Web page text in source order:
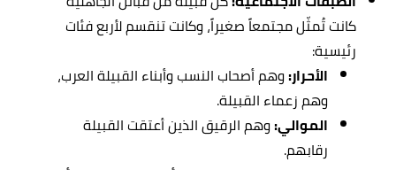
كانت تُمثّل مجتمعاً صغيراً، وكانت تنقسم لأربع فئات
رئيسية:
الأحرار:وهم أصحاب النسب وأبناء القبيلة العرب،
وهم زعماء القبيلة.
الموالي:وهم الرقيق الذين أعتقت القبيلة
رقابهم.